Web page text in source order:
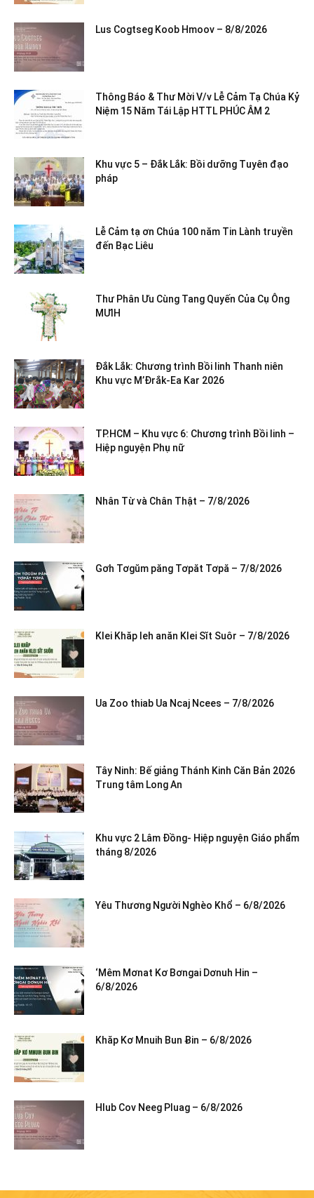
Lus Cogtseg Koob Hmoov – 8/8/2026
Thông Báo & Thư Mời V/v Lễ Cảm Tạ Chúa Kỷ
Niệm 15 Năm Tái Lập HTTL PHÚC ÂM 2
Khu vực 5 – Đắk Lắk: Bồi dưỡng Tuyên đạo
pháp
Lễ Cảm tạ ơn Chúa 100 năm Tin Lành truyền
đến Bạc Liêu
Thư Phân Ưu Cùng Tang Quyến Của Cụ Ông
MƯIH
Đắk Lắk: Chương trình Bồi linh Thanh niên
Khu vực M’Đrắk-Ea Kar 2026
TP.HCM – Khu vực 6: Chương trình Bồi linh –
Hiệp nguyện Phụ nữ
Nhân Từ và Chân Thật – 7/8/2026
Gơh Tơgŭm păng Tơpăt Tơpă – 7/8/2026
Klei Khăp leh anăn Klei Sĭt Suôr – 7/8/2026
Ua Zoo thiab Ua Ncaj Ncees – 7/8/2026
Tây Ninh: Bế giảng Thánh Kinh Căn Bản 2026
Trung tâm Long An
Khu vực 2 Lâm Đồng- Hiệp nguyện Giáo phẩm
tháng 8/2026
Yêu Thương Người Nghèo Khổ – 6/8/2026
‘Mêm Mơnat Kơ Bơngai Dơnuh Hin –
6/8/2026
Khăp Kơ Mnuih Bun Ƀin – 6/8/2026
Hlub Cov Neeg Pluag – 6/8/2026